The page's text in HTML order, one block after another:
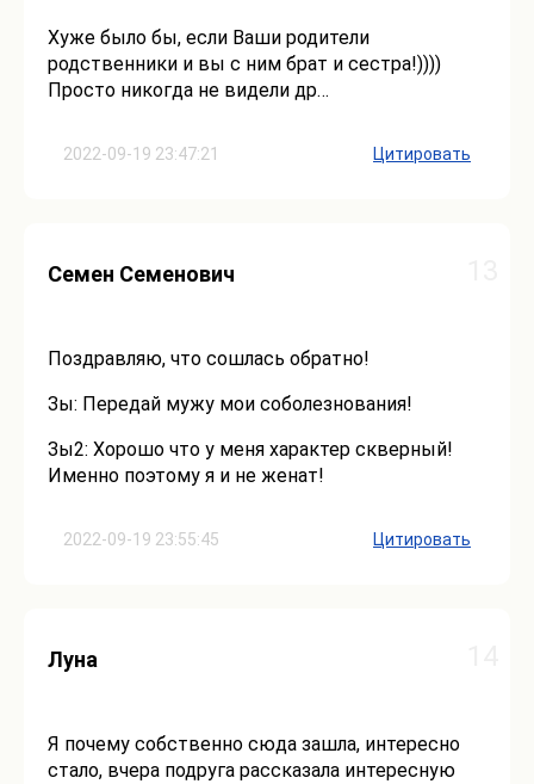
2022-09-19 23:47:21
Хуже было бы, если Ваши родители
родственники и вы с ним брат и сестра!))))
Просто никогда не видели др…
Цитировать
2022-09-19 23:55:45
Семен Семенович
Поздравляю, что сошлась обратно!
Зы: Передай мужу мои соболезнования!
Зы2: Хорошо что у меня характер скверный!
Именно поэтому я и не женат!
Цитировать
Луна
Я почему собственно сюда зашла, интересно
стало, вчера подруга рассказала интересную